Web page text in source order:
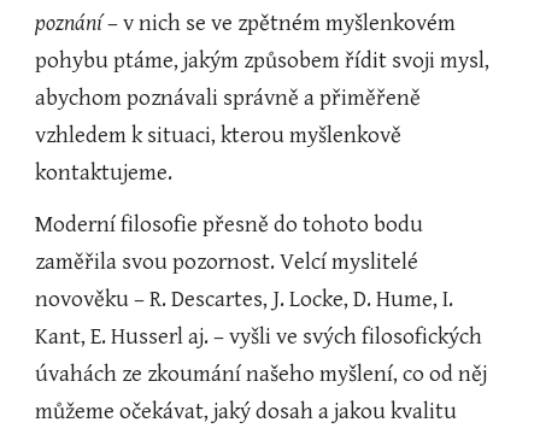
poznání – v nich se ve zpětném myšlenkovém
pohybu ptáme, jakým způsobem řídit svoji mysl,
abychom poznávali správně a přiměřeně
vzhledem k situaci, kterou myšlenkově
kontaktujeme.
Moderní filosofie přesně do tohoto bodu
zaměřila svou pozornost. Velcí myslitelé
novověku – R. Descartes, J. Locke, D. Hume, I.
Kant, E. Husserl aj. – vyšli ve svých filosofických
úvahách ze zkoumání našeho myšlení, co od něj
můžeme očekávat, jaký dosah a jakou kvalitu